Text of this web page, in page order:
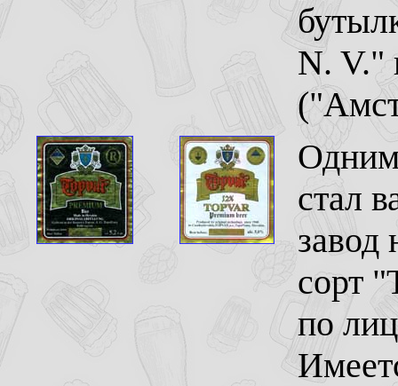
N. V."
стал
завод
сорт
по